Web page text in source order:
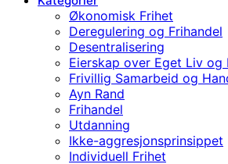
Økonomisk Frihet
Deregulering og Frihandel
Desentralisering
Eierskap over Eget Liv og
Frivillig Samarbeid og
Ayn Rand
Frihandel
Utdanning
Ikke-aggresjonsprinsippet
Individuell Frihet